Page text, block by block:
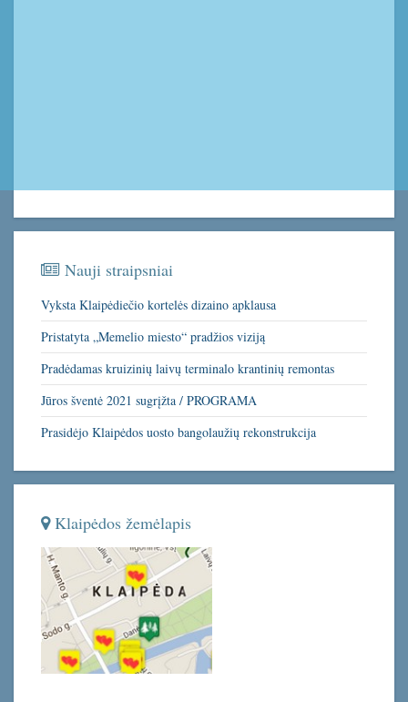
Nauji straipsniai
Vyksta Klaipėdiečio kortelės dizaino apklausa
Pristatyta „Memelio miesto“ pradžios viziją
Pradėdamas kruizinių laivų terminalo krantinių remontas
Jūros šventė 2021 sugrįžta / PROGRAMA
Prasidėjo Klaipėdos uosto bangolaužių rekonstrukcija
Klaipėdos žemėlapis